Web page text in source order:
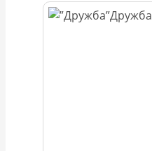
Дружба